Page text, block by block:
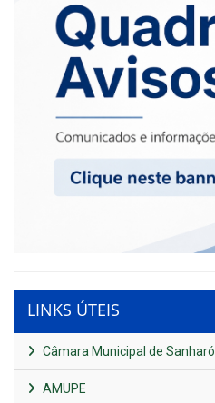
LINKS ÚTEIS
Câmara Municipal de Sanharó
AMUPE